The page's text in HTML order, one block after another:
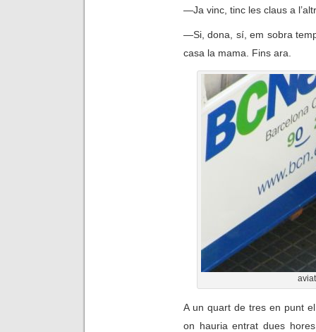
—Ja vinc, tinc les claus a
—Si, dona, sí, em sobra
casa la mama. Fins ara.
A un quart de tres en punt
on hauria entrat dues